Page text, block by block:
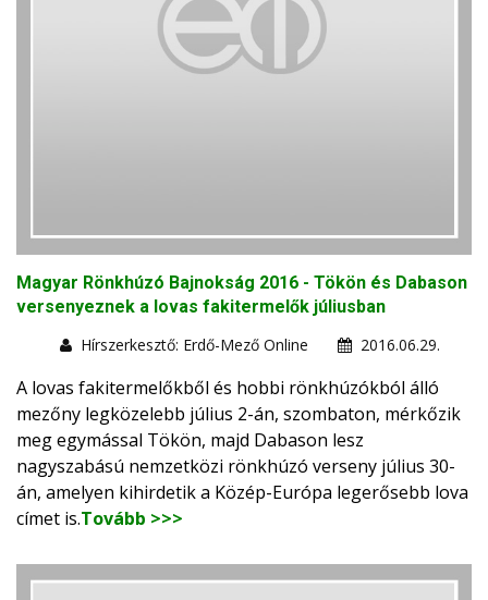
Magyar Rönkhúzó Bajnokság 2016 - Tökön és Dabason
versenyeznek a lovas fakitermelők júliusban
Hírszerkesztő: Erdő-Mező Online
2016.06.29.
A lovas fakitermelőkből és hobbi rönkhúzókból álló
mezőny legközelebb július 2-án, szombaton, mérkőzik
meg egymással Tökön, majd Dabason lesz
nagyszabású nemzetközi rönkhúzó verseny július 30-
án, amelyen kihirdetik a Közép-Európa legerősebb lova
címet is.Tovább >>>